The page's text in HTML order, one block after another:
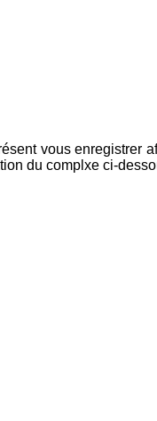
vous enregistrer
du complxe ci-